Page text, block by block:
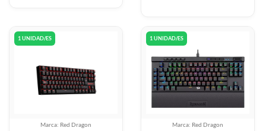
1 UNIDAD/ES
Marca: Red Dragon
1 UNIDAD/ES
Marca: Red Dragon